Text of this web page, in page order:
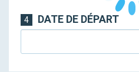
4 DATE DE DÉPART